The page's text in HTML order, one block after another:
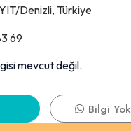
Denizli, Türkiye
69
mevcut değil.
Bilgi Yok